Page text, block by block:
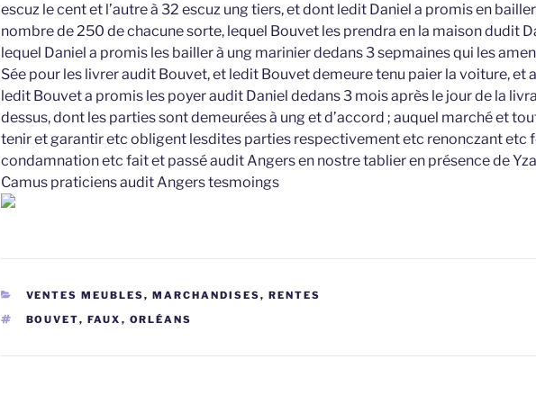
escuz le cent et l’autre à 32 escuz ung tiers, et dont ledit Daniel a promis en
nombre de 250 de chacune sorte, lequel Bouvet les prendra en la maison dudit
lequel Daniel a promis les bailler à ung marinier dedans 3 sepmaines qui les
Sée pour les livrer audit Bouvet, et ledit Bouvet demeure tenu paier la voiture, et
ledit Bouvet a promis les poyer audit Daniel dedans 3 mois après le jour de la
dessus, dont les parties sont demeurées à ung et d’accord ; auquel marché et
tenir et garantir etc obligent lesdites parties respectivement etc renonczant etc
condamnation etc fait et passé audit Angers en nostre tablier en présence de
Camus praticiens audit Angers tesmoings
CATÉGORIES
VENTES MEUBLES, MARCHANDISES, RENTES
ÉTIQUETTES
BOUVET, FAUX , ORLÉANS